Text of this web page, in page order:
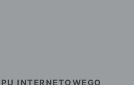
INTERNETOWEGO